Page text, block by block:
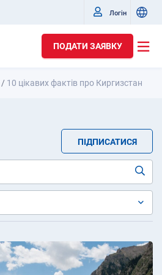
Логін
ПОДАТИ ЗАЯВКУ
/ 10 цікавих фактів про Киргизстан
ПІДПИСАТИСЯ